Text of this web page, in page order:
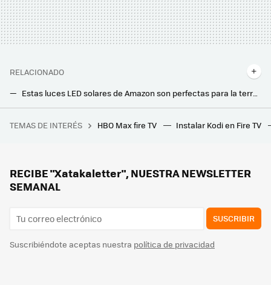
RELACIONADO
Estas luces LED solares de Amazon son perfectas para la terraza o jardín. Ahora están muy rebajadas
Tu mejor compañero en casa este invierno será este emisor térmico de bajo consumo
Quedan 10 días para la llegada del mayor éxito anime de todos los tiempos. Fecha, hora y plataformas para ver Guardianes de la Noche: La Fortaleza Infinita en streaming
TEMAS DE INTERÉS HBO Max fire TV Instalar Kodi en Fire TV
RECIBE "Xatakaletter", NUESTRA NEWSLETTER
SEMANAL
SUSCRIBIR
Suscribiéndote aceptas nuestra política de privacidad